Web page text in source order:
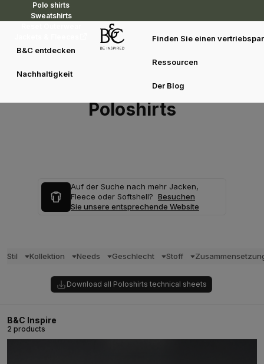
Polo shirts
Sweatshirts
B&C entdecken
Nachhaltigkeit
Finden Sie einen
Ressourcen
Der Blog
Poloshirts
Auf der Suche nach mehr Jacken,
Fleece oder Softshell? Besuchen
Sie unsere entsprechende Website
Stil Kollektion Needs Geschlecht Stoff
Download all Poloshirts technical sheets
B&C Inspire
2 products